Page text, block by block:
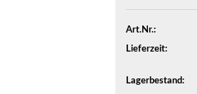
Art.Nr.:
Lieferzeit:
Lagerbestand: